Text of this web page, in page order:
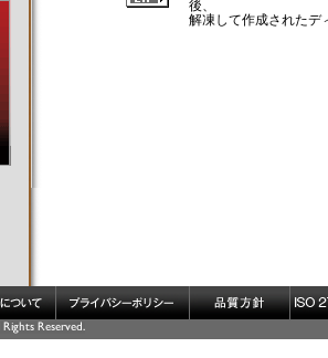
後、
解凍して作成されたデ